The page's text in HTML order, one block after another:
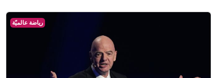
رياضة عالميّة